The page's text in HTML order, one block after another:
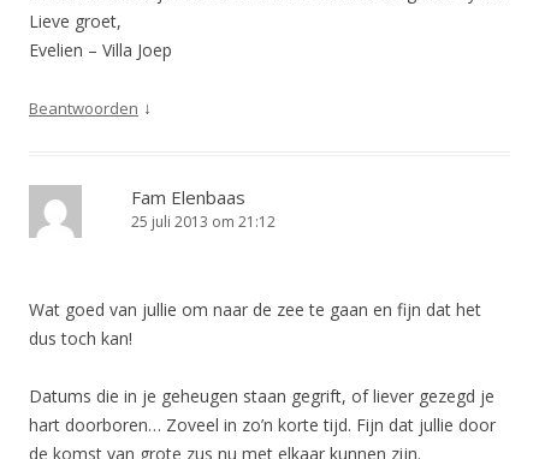
Lieve groet,
Evelien – Villa Joep
Beantwoorden ↓
Fam Elenbaas
25 juli 2013 om 21:12
Wat goed van jullie om naar de zee te gaan en fijn dat het
dus toch kan!
Datums die in je geheugen staan gegrift, of liever gezegd je
hart doorboren… Zoveel in zo’n korte tijd. Fijn dat jullie door
de komst van grote zus nu met elkaar kunnen zijn.